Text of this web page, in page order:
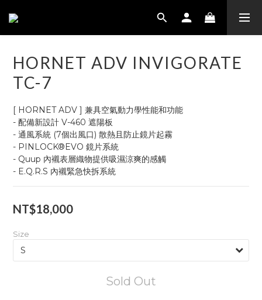
HORNET ADV INVIGORATE
TC-7
[ HORNET ADV ] 兼具空氣動力學性能和功能
- 配備新設計 V-460 遮陽板
- 通風系統 (7個出風口) 散熱且防止鏡片起霧
- PINLOCK®EVO 鏡片系統
- Quup 內襯表層織物提供吸濕涼爽的感觸
- E.Q.R.S 內襯緊急快拆系統
NT$18,000
Size
Sold Out